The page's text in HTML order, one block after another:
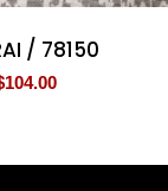
/ 78150
104.00